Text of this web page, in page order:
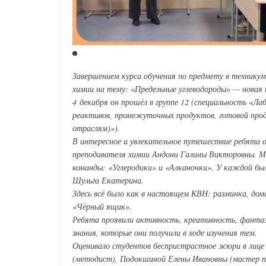
Завершением курса обучения по предмету в
химии на тему: «Предельные углеводороды» — новая
4 декабря он прошёл в группе 12 (специальность
реактивов, промежуточных продуктов, готовой
отраслям)»).
В интересное и увлекательное путешествие ребята
преподавателя химии Андони Галины Викторовны.
команды: «Углеродики» и «Алканочки». У каждой
Шульга Екатерина.
Здесь всё было как в настоящем КВН: разминка,
«Чёрный ящик».
Ребята проявили активность, креативность,
знания, которые они получили в ходе изучения тем.
Оценивало студентов беспристрастное жюри в
(методист), Подокшиной Елены Ивановны (мастер